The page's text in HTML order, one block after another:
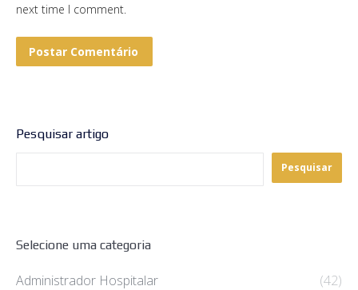
next time I comment.
Postar Comentário
Pesquisar artigo
Pesquisar
Selecione uma categoria
Administrador Hospitalar
(42)